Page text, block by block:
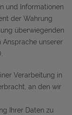
und Informationen
der Wahrung
überwiegenden
unserer
Verarbeitung in
an den wir
Ihrer Daten zu